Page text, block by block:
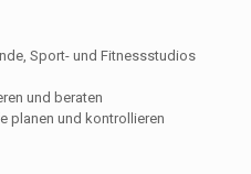
Sport- und Fitnessstudios
und beraten
planen und kontrollieren